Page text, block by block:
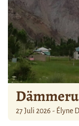
27 Juli 2026 - Élyne